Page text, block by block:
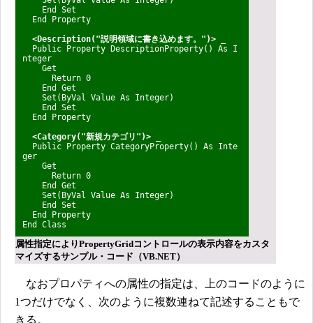
End Set
End Property
<Description("説明領域に書き込めます。")> _
Public Property DescriptionProperty() As I
nteger
Get
Return 0
End Get
Set(ByVal Value As Integer)
End Set
End Property
<Category("新規カテゴリ")> _
Public Property CategoryProperty() As Inte
ger
Get
Return 0
End Get
Set(ByVal Value As Integer)
End Set
End Property
End Class
属性指定によりPropertyGridコントロールの表示内容をカスタ
マイズするサンプル・コード（VB.NET）
なおプロパティへの属性の指定は、上のコードのように
1つだけでなく、次のように複数連ねて記述することもで
きる。